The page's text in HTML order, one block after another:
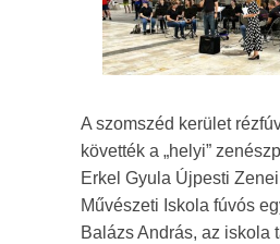
A szomszéd kerület
követték a „helyi”
Erkel Gyula Újpesti
Művészeti Iskola fúvós
Balázs András, az iskola